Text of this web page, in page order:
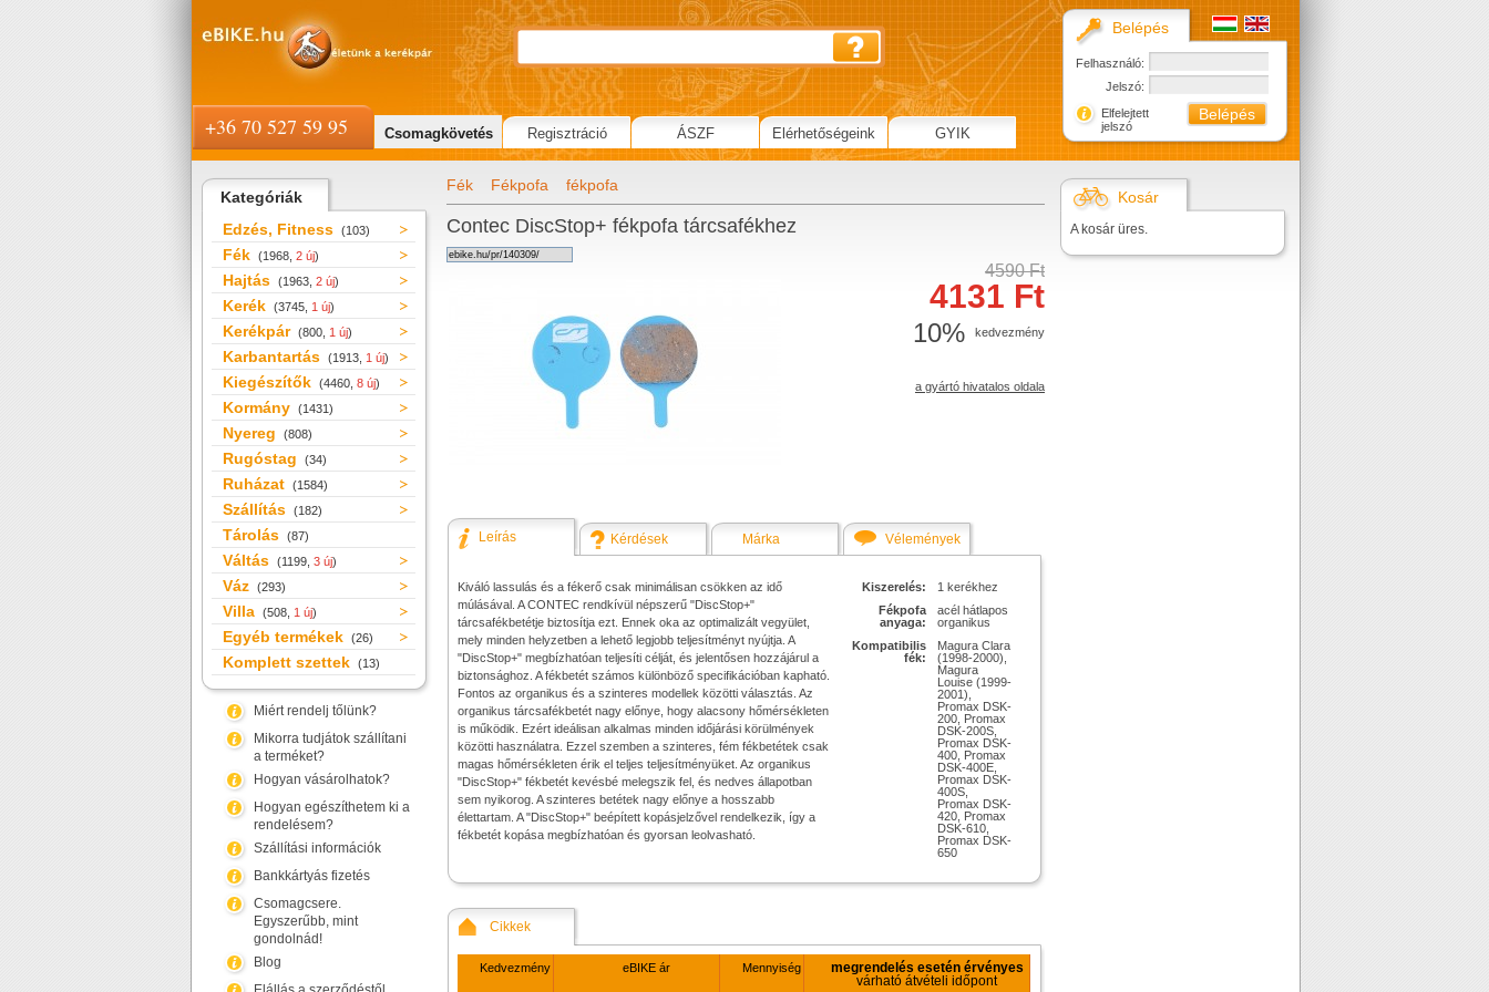
Kategóriák
Edzés, Fitness (103)
Fék (1968, 2 új)
Hajtás (1963, 2 új)
Kerék (3745, 1 új)
Kerékpár (800, 1 új)
Karbantartás (1913, 1 új)
Kiegészítők (4460, 8 új)
Kormány (1431)
Nyereg (808)
Rugóstag (34)
Ruházat (1584)
Szállítás (182)
Tárolás (87)
Váltás (1199, 3 új)
Váz (293)
Villa (508, 1 új)
Egyéb termékek (26)
Komplett szettek (13)
Miért rendelj tőlünk?
Mikorra tudjátok szállítani
a terméket?
Hogyan vásárolhatok?
Hogyan egészíthetem ki a
rendelésem?
Szállítási információk
Bankkártyás fizetés
Csomagcsere.
Egyszerűbb, mint
gondolnád!
Blog
Fék Fékpofa fékpofa
Contec DiscStop+ fékpofa tárcsafékhez
4590 Ft
4131 Ft
10% kedvezmény
a gyártó hivatalos oldala
Leírás Kérdések Márka Vélemények
Kiváló lassulás és a fékerő csak minimálisan csökken az idő
múlásával. A CONTEC rendkívül népszerű "DiscStop+"
tárcsafékbetétje biztosítja ezt. Ennek oka az optimalizált vegyület,
mely minden helyzetben a lehető legjobb teljesítményt nyújtja. A
"DiscStop+" megbízhatóan teljesíti célját, és jelentősen hozzájárul a
biztonsághoz. A fékbetét számos különböző specifikációban kapható.
Fontos az organikus és a szinteres modellek közötti választás. Az
organikus tárcsafékbetét nagy előnye, hogy alacsony hőmérsékleten
is működik. Ezért ideálisan alkalmas minden időjárási körülmények
közötti használatra. Ezzel szemben a szinteres, fém fékbetétek csak
magas hőmérsékleten érik el teljes teljesítményüket. Az organikus
"DiscStop+" fékbetét kevésbé melegszik fel, és nedves állapotban
sem nyikorog. A szinteres betétek nagy előnye a hosszabb
élettartam. A "DiscStop+" beépített kopásjelzővel rendelkezik, így a
fékbetét kopása megbízhatóan és gyorsan leolvasható.
Kiszerelés:
1 kerékhez
Fékpofa
anyaga:
acél hátlapos
organikus
Kompatibilis
fék:
Magura Clara
(1998-2000),
Magura
Louise (1999-
2001),
Promax DSK-
200, Promax
DSK-200S,
Promax DSK-
400, Promax
DSK-400E,
Promax DSK-
400S,
Promax DSK-
420, Promax
DSK-610,
Promax DSK-
650
Cikkek
Kedvezmény eBIKE ár Mennyiség
megrendelés esetén érvényes
várható átvételi időpont
Kosár
A kosár üres.
Belépés
Felhasználó:
Jelszó:
Elfelejtett
jelszó
+36 70 527 59 95 Csomagkövetés Regisztráció ÁSZF Elérhetőségeink GYIK